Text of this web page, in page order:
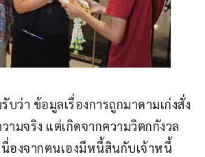
ว่า ข้อมูลเรื่องการถูกมาดามเก่งสั่ง
มจริง แต่เกิดจากความวิตกกังวล
นื่องจากตนเองมีหนี้สินกับเจ้าหนี้